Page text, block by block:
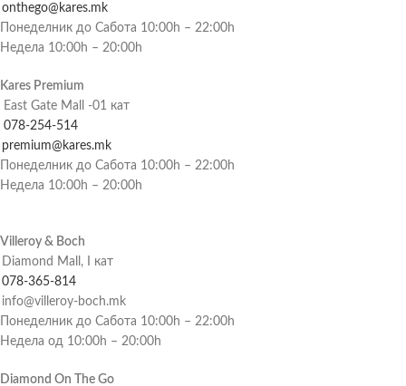
onthego@kares.mk
Понеделник до Сабота 10:00h – 22:00h
Недела 10:00h – 20:00h
Kares Premium
East Gate Mall -01 кат
078-254-514
premium@kares.mk
Понеделник до Сабота 10:00h – 22:00h
Недела 10:00h – 20:00h
Villeroy & Boch
Diamond Mall, I кат
078-365-814
info@villeroy-boch.mk
Понеделник до Сабота 10:00h – 22:00h
Недела од 10:00h – 20:00h
Diamond On The Go